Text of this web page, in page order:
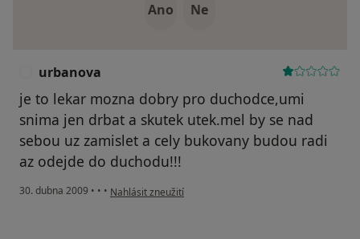
Ano Ne
urbanova
je to lekar mozna dobry pro duchodce,umi
snima jen drbat a skutek utek.mel by se nad
sebou uz zamislet a cely bukovany budou radi
az odejde do duchodu!!!
30. dubna 2009 • • • podle názoru uživatele urbanova
Nahlásit zneužití